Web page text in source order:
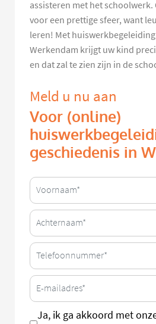
assisteren met het schoolwerk.
voor een prettige sfeer, want
leren! Met
Werkendam krijgt uw kind
en dat zal te zien zijn in de
Meld u nu aan
Voor (online)
geschiedenis in
Ja, ik ga akkoord met